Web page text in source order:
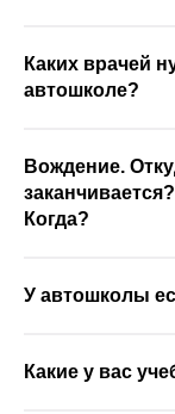
Каких врачей
автошколе?
Вождение.
Когда?
У автошколы
Какие у вас